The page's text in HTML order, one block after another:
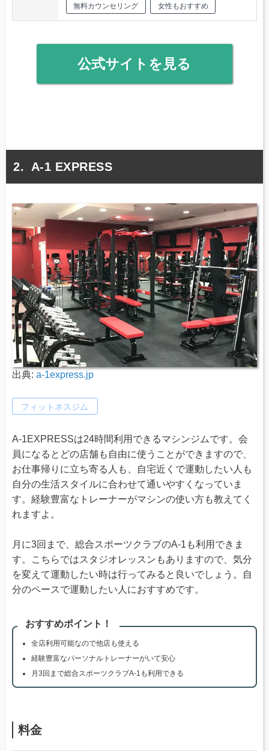
無料カウンセリング 女性もおすすめ
公式サイトを見る
A-1 EXPRESS
出典: a-1express.jp
フィットネスジム
A-1EXPRESSは24時間利用できるマシンジムです。会
員になるとどの店舗も自由に使うことができますので、
お仕事帰りに立ち寄る人も、自宅近くで運動したい人も
自分の生活スタイルに合わせて通いやすくなっていま
す。経験豊富なトレーナーがマシンの使い方も教えてく
れますよ。
月に3回まで、総合スポーツクラブのA-1も利用できま
す。こちらではスタジオレッスンもありますので、気分
を変えて運動したい時は行ってみると良いでしょう。自
分のペースで運動したい人におすすめです。
おすすめポイント！
全店利用可能なので他店も使える
経験豊富なパーソナルトレーナーがいて安心
月3回まで総合スポーツクラブA-1も利用できる
料金